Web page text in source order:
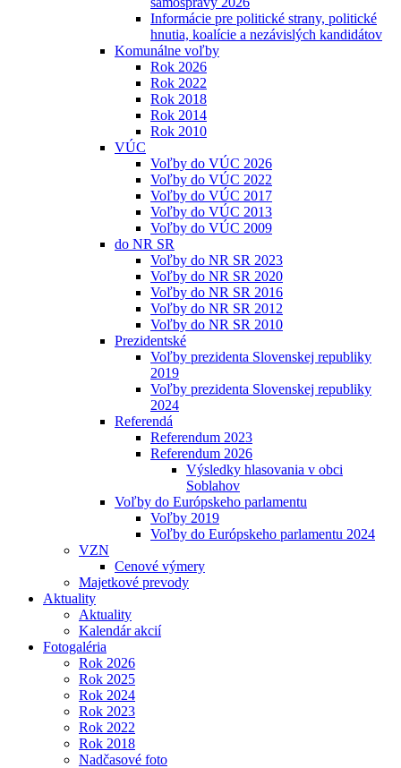
Informácie pre politické strany, politické
hnutia, koalície a nezávislých kandidátov
Komunálne voľby
Rok 2026
Rok 2022
Rok 2018
Rok 2014
Rok 2010
VÚC
Voľby do VÚC 2026
Voľby do VÚC 2022
Voľby do VÚC 2017
Voľby do VÚC 2013
Voľby do VÚC 2009
do NR SR
Voľby do NR SR 2023
Voľby do NR SR 2020
Voľby do NR SR 2016
Voľby do NR SR 2012
Voľby do NR SR 2010
Prezidentské
Voľby prezidenta Slovenskej republiky
2019
Voľby prezidenta Slovenskej republiky
2024
Referendá
Referendum 2023
Referendum 2026
Výsledky hlasovania v obci
Soblahov
Voľby do Európskeho parlamentu
Voľby 2019
Voľby do Európskeho parlamentu 2024
VZN
Cenové výmery
Majetkové prevody
Aktuality
Aktuality
Kalendár akcií
Fotogaléria
Rok 2026
Rok 2025
Rok 2024
Rok 2023
Rok 2022
Rok 2018
Nadčasové foto